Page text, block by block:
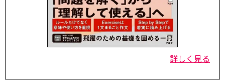
詳しく見る